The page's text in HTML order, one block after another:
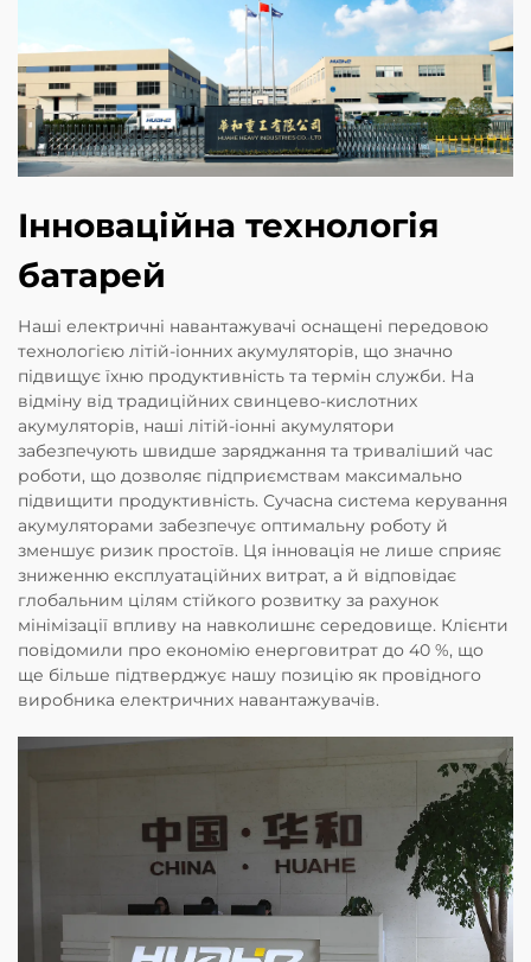
Інноваційна технологія
батарей
Наші електричні навантажувачі оснащені передовою
технологією літій-іонних акумуляторів, що значно
підвищує їхню продуктивність та термін служби. На
відміну від традиційних свинцево-кислотних
акумуляторів, наші літій-іонні акумулятори
забезпечують швидше заряджання та триваліший час
роботи, що дозволяє підприємствам максимально
підвищити продуктивність. Сучасна система керування
акумуляторами забезпечує оптимальну роботу й
зменшує ризик простоїв. Ця інновація не лише сприяє
зниженню експлуатаційних витрат, а й відповідає
глобальним цілям стійкого розвитку за рахунок
мінімізації впливу на навколишнє середовище. Клієнти
повідомили про економію енерговитрат до 40 %, що
ще більше підтверджує нашу позицію як провідного
виробника електричних навантажувачів.